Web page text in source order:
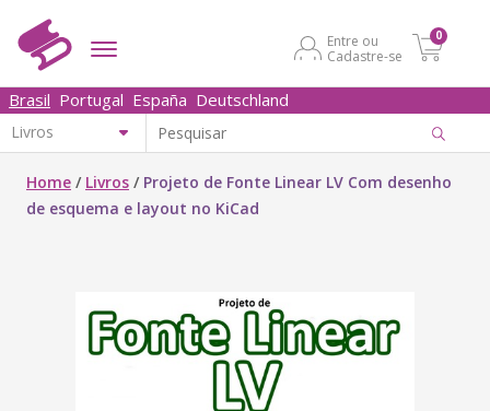
Entre ou
Cadastre-se
0
Brasil Portugal España Deutschland
Home / Livros / Projeto de Fonte Linear LV Com desenho
de esquema e layout no KiCad